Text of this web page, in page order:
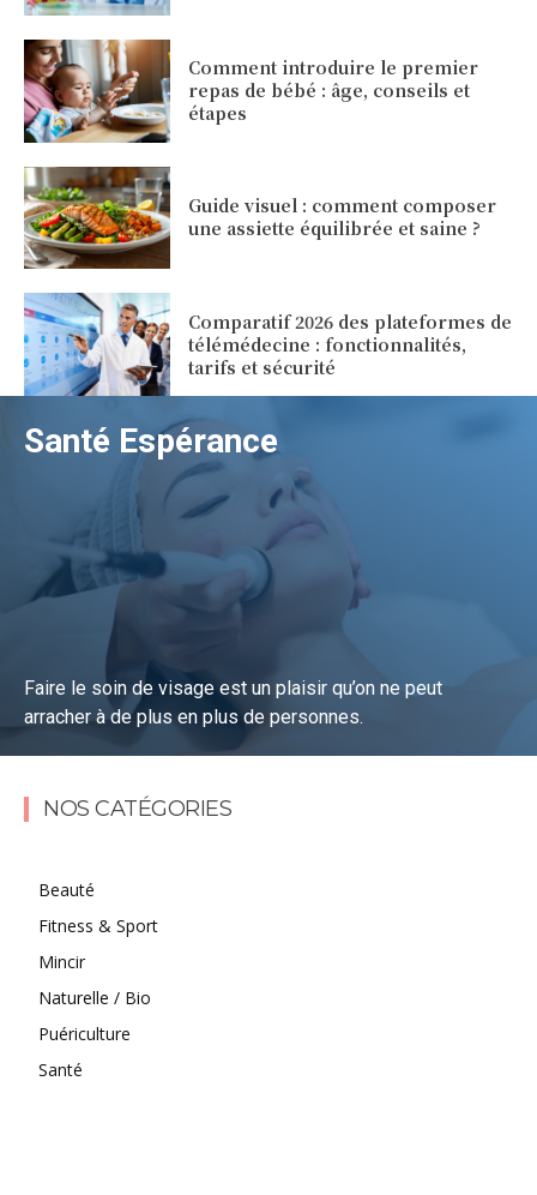
Comment introduire le premier
repas de bébé : âge, conseils et
étapes
Guide visuel : comment composer
une assiette équilibrée et saine ?
Comparatif 2026 des plateformes de
télémédecine : fonctionnalités,
tarifs et sécurité
Santé Espérance
Faire le soin de visage est un plaisir qu’on ne peut
arracher à de plus en plus de personnes.
Lire la suite
NOS CATÉGORIES
Beauté
Fitness & Sport
Mincir
Naturelle / Bio
Puériculture
Santé